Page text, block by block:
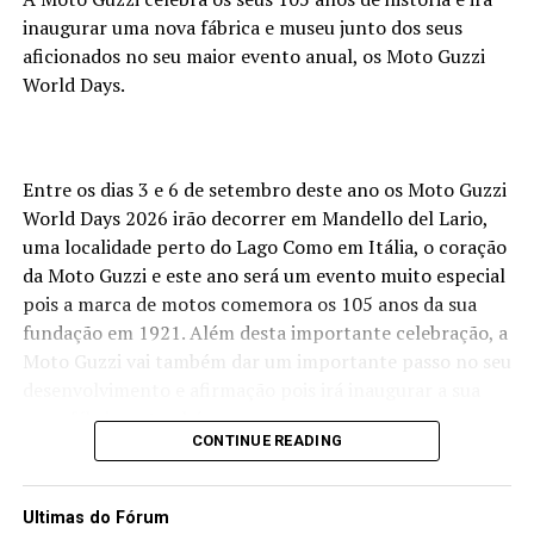
inaugurar uma nova fábrica e museu junto dos seus
aficionados no seu maior evento anual, os Moto Guzzi
World Days.
Entre os dias 3 e 6 de setembro deste ano os Moto Guzzi
World Days 2026 irão decorrer em Mandello del Lario,
uma localidade perto do Lago Como em Itália, o coração
da Moto Guzzi e este ano será um evento muito especial
pois a marca de motos comemora os 105 anos da sua
fundação em 1921. Além desta importante celebração, a
Moto Guzzi vai também dar um importante passo no seu
nova fábrica e também um novo museu.
marca
CONTINUE READING
Ultimas do Fórum